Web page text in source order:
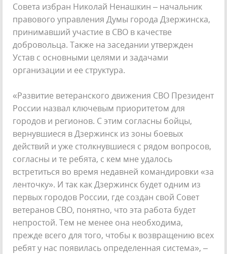
Совета избран Николай Ненашкин – начальник
правового управления Думы города Дзержинска,
принимавший участие в СВО в качестве
добровольца. Также на заседании утвержден
Устав с основными целями и задачами
организации и ее структура.
«Развитие ветеранского движения СВО Президент
России назвал ключевым приоритетом для
городов и регионов. С этим согласны бойцы,
вернувшиеся в Дзержинск из зоны боевых
действий и уже столкнувшиеся с рядом вопросов,
согласны и те ребята, с кем мне удалось
встретиться во время недавней командировки «за
ленточку». И так как Дзержинск будет одним из
первых городов России, где создан свой Совет
ветеранов СВО, понятно, что эта работа будет
непростой. Тем не менее она необходима,
прежде всего для того, чтобы к возвращению всех
ребят у нас появилась определенная система», –